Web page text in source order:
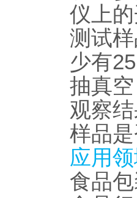
仪上
测试
少有
抽真
观察
样品
应用
食品